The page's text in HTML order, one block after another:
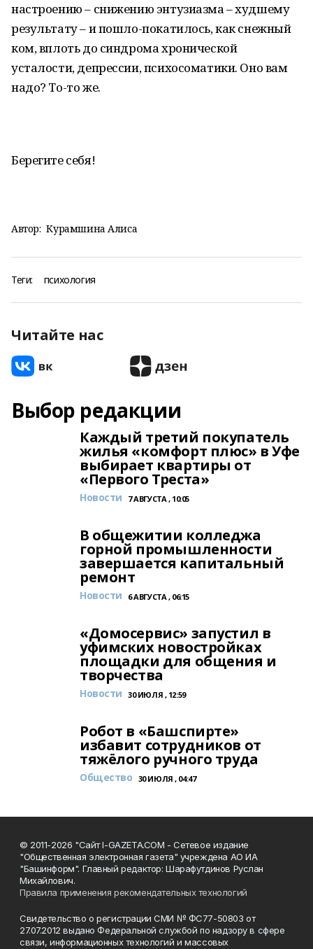
настроению – снижению энтузиазма – худшему
результату – и пошло-покатилось, как снежный
ком, вплоть до синдрома хронической
усталости, депрессии, психосоматики. Оно вам
надо? То-то же.
Берегите себя!
Автор: Курамшина Алиса
Теги: психология
Читайте нас
Выбор редакции
Каждый третий покупатель
жилья «комфорт плюс» в Уфе
выбирает квартиры от
«Первого Треста»
Новости 7 АВГУСТА , 10:05
В общежитии колледжа
горной промышленности
завершается капитальный
ремонт
Новости 6 АВГУСТА , 06:15
«Домосервис» запустил в
уфимских новостройках
площадки для общения и
творчества
Новости 30 ИЮЛЯ , 12:59
Робот в «Башспирте»
избавит сотрудников от
тяжёлого ручного труда
Общество 30 ИЮЛЯ , 04:47
© 2011-2026 "Сайт I-GAZETA.COM - Сетевое издание
"Общественная электронная газета" учреждена АО ИА
"Башинформ". Главный редактор: Шарафутдинов Руслан
Михайлович.
Правила применения рекомендательных технологий
Свидетельство о регистрации СМИ № ФС77-50803 от
27.07.2012 выдано Федеральной службой по надзору в сфере
связи, информационных технологий и массовых